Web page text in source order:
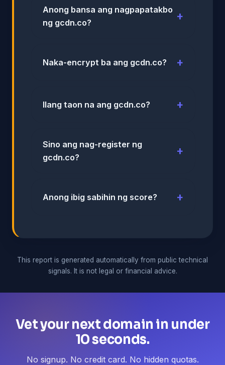
Anong bansa ang nagpapatakbo
ng gcdn.co?
Naka-encrypt ba ang gcdn.co?
Ilang taon na ang gcdn.co?
Sino ang nag-register ng
gcdn.co?
Anong ibig sabihin ng score?
This report is generated automatically from public technical
signals. It is not legal or financial advice.
Vet your next domain in under
10 seconds.
No signup. No credit card. No hidden quotas.